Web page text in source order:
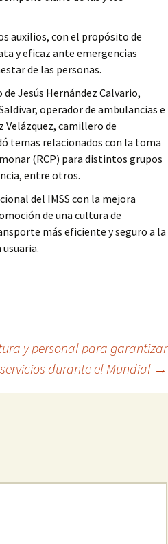
auxilios, con el propósito de
y eficaz ante emergencias
de las personas.
Jesús Hernández Calvario,
operador de ambulancias e
Velázquez, camillero de
temas relacionados con la toma
(RCP) para distintos grupos
entre otros.
del IMSS con la mejora
de una cultura de
más eficiente y seguro a la
y personal para garantizar
durante el Mundial →